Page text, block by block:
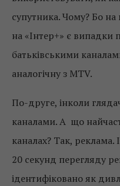
супутника. Чому? Бо
на «Інтер+» є випадки
батьківськими
аналогічну з МТV.
По-друге, інколи
каналами. А що
каналах? Так,
20 секунд перегляду
ідентифіковано як